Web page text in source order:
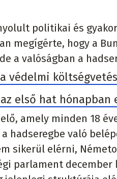
politikai és
megígérte, hogy a
a valóságban a
védelmi
első hat hónapban
amely minden 18
hadseregbe való
sikerül elérni,
parlament december